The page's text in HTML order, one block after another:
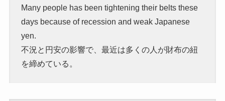
Many people has been tightening their belts these
days because of recession and weak Japanese
yen.
不況と円安の影響で、最近は多くの人が財布の紐
を締めている。